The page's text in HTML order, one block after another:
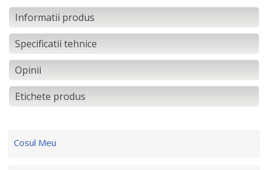
Informatii produs
Specificatii tehnice
Opinii
Etichete produs
Cosul Meu